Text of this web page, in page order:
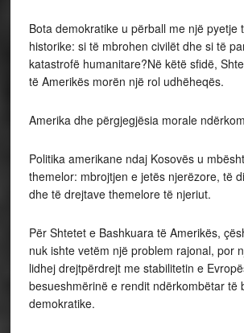
Bota demokratike u përball me një pyetje
historike: si të mbrohen civilët dhe si të
katastrofë humanitare?Në këtë sfidë,
të Amerikës morën një rol udhëheqës.
Amerika dhe përgjegjësia morale
Politika amerikane ndaj Kosovës u
themelor: mbrojtjen e jetës njerëzore, të
dhe të drejtave themelore të njeriut.
Për Shtetet e Bashkuara të Amerikës,
nuk ishte vetëm një problem rajonal, por
lidhej drejtpërdrejt me stabilitetin e
besueshmërinë e rendit ndërkombëtar të
demokratike.